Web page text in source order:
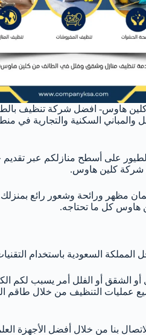
هاوس- افضل شركة تنظيف
السكنية والتجارية في
على أسطح منازلكم عبر
شركة كلين هاوس.
مظهر ورائحة وشعور رائع
هاوس كل ما تحتاجه.
السعودية باستخدام
أو الشقق أو الفلل أمر يسبب
عمليات التنظيف من خلال طاقم
بنا من خلال أفضل الأجهزة